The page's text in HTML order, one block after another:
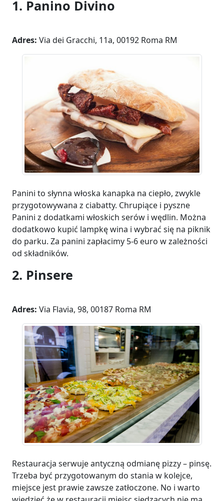
1. Panino Divino
Adres: Via dei Gracchi, 11a, 00192 Roma RM
Panini to słynna włoska kanapka na ciepło, zwykle
przygotowywana z ciabatty. Chrupiące i pyszne
Panini z dodatkami włoskich serów i wędlin. Można
dodatkowo kupić lampkę wina i wybrać się na piknik
do parku. Za panini zapłacimy 5-6 euro w zależności
od składników.
2. Pinsere
Adres: Via Flavia, 98, 00187 Roma RM
Restauracja serwuje antyczną odmianę pizzy – pinsę.
Trzeba być przygotowanym do stania w kolejce,
miejsce jest prawie zawsze zatłoczone. No i warto